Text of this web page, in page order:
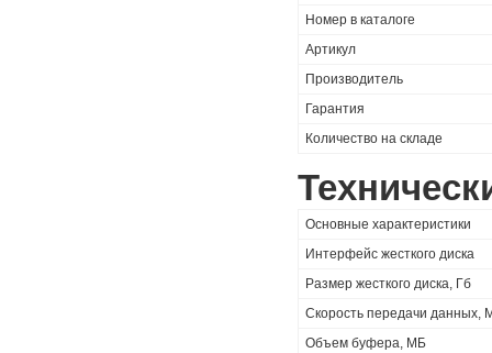
Номер в каталоге
Артикул
Производитель
Гарантия
Количество на складе
Основные характеристики
Интерфейс жесткого диска
Размер жесткого диска, Гб
Скорость передачи данных,
Объем буфера, МБ